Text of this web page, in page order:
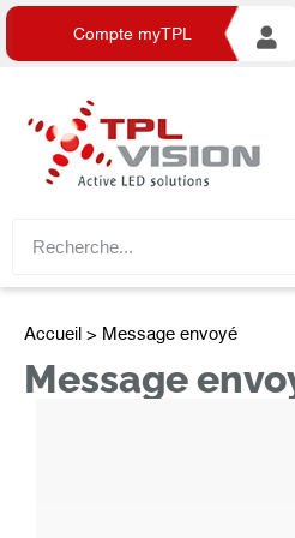
Compte myTPL
Accueil > Message envoyé
Message